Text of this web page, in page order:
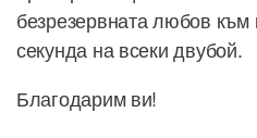
безрезервната любов
секунда на всеки двубой.
Благодарим ви!